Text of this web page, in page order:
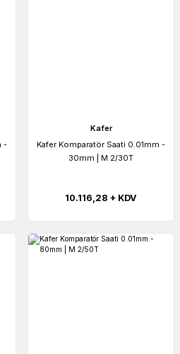
-
Kafer
Kafer Komparatör Saati 0.01mm -
30mm | M 2/30T
10.116,28 + KDV